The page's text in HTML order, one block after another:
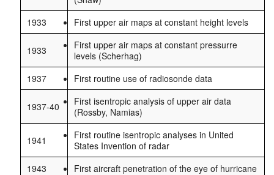
1933
First upper air maps at constant height levels
1933
First upper air maps at constant pressurre
levels (Scherhag)
1937
First routine use of radiosonde data
1937-40
First isentropic analysis of upper air data
(Rossby, Namias)
1941
First routine isentropic analyses in United
States Invention of radar
1943
First aircraft penetration of the eye of hurricane